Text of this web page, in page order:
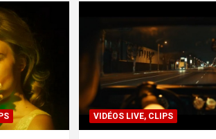
VIDÉOS LIVE, CLIPS